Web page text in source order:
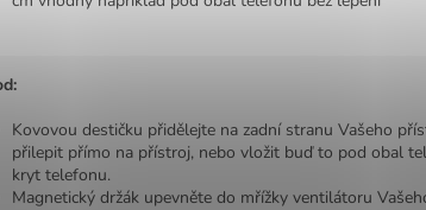
Kovovou destičku přidělejte na zadní stranu Vašeho
přilepit přímo na přístroj, nebo vložit buď to pod obal
kryt telefonu.
Magnetický držák upevněte do mřížky ventilátoru